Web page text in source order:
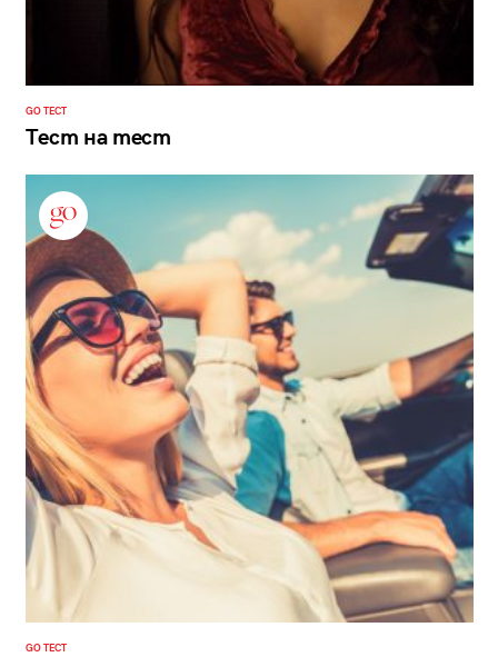
GO ТЕСТ
Тест на тест
GO ТЕСТ